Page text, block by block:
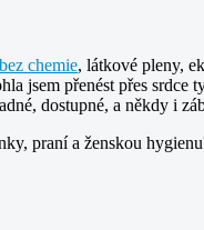
chemie, látkové pleny,
jsem přenést přes
dostupné, a někdy i
praní a ženskou